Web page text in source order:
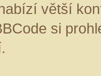
větší
si